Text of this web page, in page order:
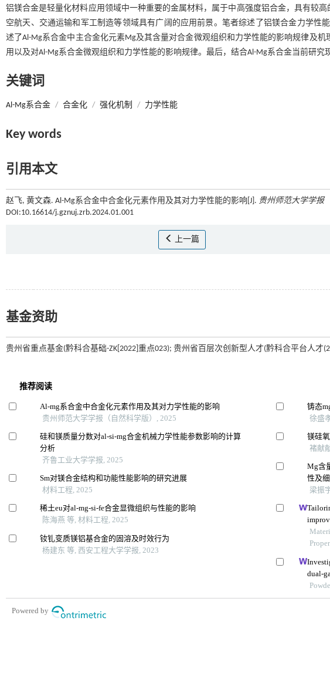
铝镁合金是轻量化材料应用领域中一种重要的金属材料，属于中高强度铝合金，具有较
空航天、交通运输和军工制造等领域具有广阔的应用前景。笔者综述了铝镁合金力学性
述了Al-Mg系合金中主合金化元素Mg及其含量对合金微观组织和力学性能的影响规律及机
用以及对Al-Mg系合金微观组织和力学性能的影响规律。最后，结合Al-Mg系合金当前研究
关键词
Al-Mg系合金 / 合金化 / 强化机制 / 力学性能
Key words
引用本文
赵飞, 黄文森. Al-Mg系合金中合金化元素作用及其对力学性能的影响[J]. 贵州师范大学学报
DOI:10.16614/j.gznuj.zrb.2024.01.001
上一篇
基金资助
贵州省重点基金(黔科合基础-ZK[2022]重点023); 贵州省百层次创新型人才(黔科合平台人才